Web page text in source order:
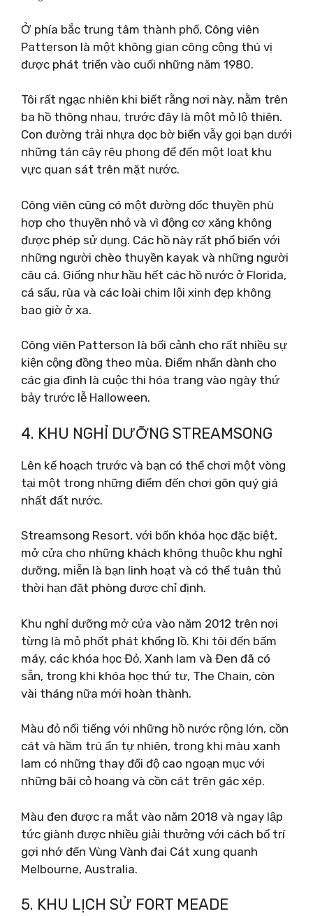
Ở phía bắc trung tâm thành phố, Công viên
Patterson là một không gian công cộng thú vị
được phát triển vào cuối những năm 1980.
Tôi rất ngạc nhiên khi biết rằng nơi này, nằm trên
ba hồ thông nhau, trước đây là một mỏ lộ thiên.
Con đường trải nhựa dọc bờ biển vẫy gọi bạn dưới
những tán cây rêu phong để đến một loạt khu
vực quan sát trên mặt nước.
Công viên cũng có một đường dốc thuyền phù
hợp cho thuyền nhỏ và vì động cơ xăng không
được phép sử dụng. Các hồ này rất phổ biến với
những người chèo thuyền kayak và những người
câu cá. Giống như hầu hết các hồ nước ở Florida,
cá sấu, rùa và các loài chim lội xinh đẹp không
bao giờ ở xa.
Công viên Patterson là bối cảnh cho rất nhiều sự
kiện cộng đồng theo mùa. Điểm nhấn dành cho
các gia đình là cuộc thi hóa trang vào ngày thứ
bảy trước lễ Halloween.
4. KHU NGHỈ DƯỠNG STREAMSONG
Lên kế hoạch trước và bạn có thể chơi một vòng
tại một trong những điểm đến chơi gôn quý giá
nhất đất nước.
Streamsong Resort, với bốn khóa học đặc biệt,
mở cửa cho những khách không thuộc khu nghỉ
dưỡng, miễn là bạn linh hoạt và có thể tuân thủ
thời hạn đặt phòng được chỉ định.
Khu nghỉ dưỡng mở cửa vào năm 2012 trên nơi
từng là mỏ phốt phát khổng lồ. Khi tôi đến bấm
máy, các khóa học Đỏ, Xanh lam và Đen đã có
sẵn, trong khi khóa học thứ tư, The Chain, còn
vài tháng nữa mới hoàn thành.
Màu đỏ nổi tiếng với những hồ nước rộng lớn, cồn
cát và hầm trú ẩn tự nhiên, trong khi màu xanh
lam có những thay đổi độ cao ngoạn mục với
những bãi cỏ hoang và cồn cát trên gác xép.
Màu đen được ra mắt vào năm 2018 và ngay lập
tức giành được nhiều giải thưởng với cách bố trí
gợi nhớ đến Vùng Vành đai Cát xung quanh
Melbourne, Australia.
5. KHU LỊCH SỬ FORT MEADE